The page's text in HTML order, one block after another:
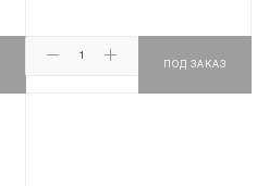
ПОД ЗАКАЗ